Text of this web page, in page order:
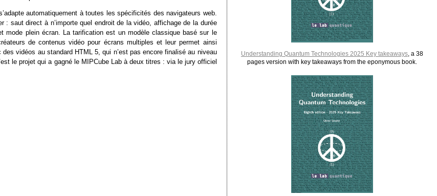
automatiquement à toutes les spécificités des navigateurs web.
: saut direct à n’importe quel endroit de la vidéo, affichage de la durée
plein écran. La tarification est un modèle classique basé sur le
de contenus vidéo pour écrans multiples et leur permet ainsi
vidéos au standard HTML 5, qui n’est pas encore finalisé au niveau
le projet qui a gagné le MIPCube Lab à deux titres : via le jury officiel
Understanding Quantum Technologies 2025 Key takeaways, a 38
pages version with key takeaways from the eponymous book.